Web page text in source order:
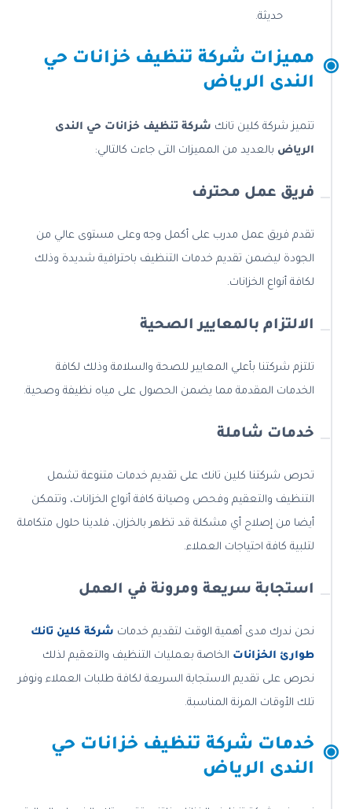
حديثة.
مميزات شركة تنظيف خزانات حي
الندى الرياض
تتميز شركة كلين تانك شركة تنظيف خزانات حي الندى
الرياض بالعديد من المميزات التى جاءت كالتالي:
فريق عمل محترف
تقدم فريق عمل مدرب على أكمل وجه وعلى مستوى عالي من
الجودة ليضمن تقديم خدمات التنظيف باحترافية شديدة وذلك
لكافة أنواع الخزانات.
الالتزام بالمعايير الصحية
تلتزم شركتنا بأعلي المعايير للصحة والسلامة وذلك لكافة
الخدمات المقدمة مما يضمن الحصول على مياه نظيفة وصحية.
خدمات شاملة
تحرص شركتنا كلين تانك على تقديم خدمات متنوعة تشمل
التنظيف والتعقيم وفحص وصيانة كافة أنواع الخزانات، وتتمكن
أيضا من إصلاح أي مشكلة قد تظهر بالخزان، فلدينا حلول متكاملة
لتلبية كافة احتياجات العملاء.
استجابة سريعة ومرونة في العمل
نحن ندرك مدى أهمية الوقت لتقديم خدمات شركة كلين تانك
طوارئ الخزانات الخاصة بعمليات التنظيف والتعقيم لذلك
نحرص على تقديم الاستجابة السريعة لكافة طلبات العملاء ونوفر
تلك الأوقات المرنة المناسبة.
خدمات شركة تنظيف خزانات حي
الندى الرياض